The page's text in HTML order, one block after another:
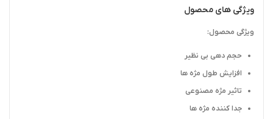
ویژگی های محصول
ویژگی محصول:
حجم دهی بی نظیر
افزایش طول مژه ها
تاثیر مژه مصنوعی
جدا کننده مژه ها